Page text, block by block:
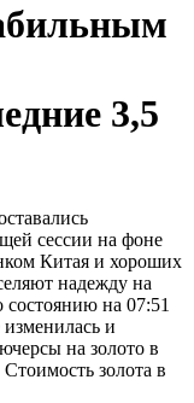
3,5
сессии на фоне
Китая и хороших
надежду на
на 07:51
и
на золото в
золота в